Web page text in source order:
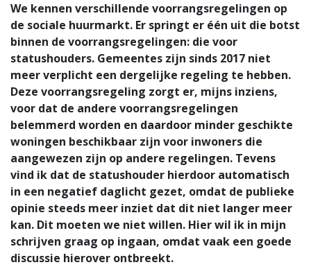
We kennen verschillende voorrangsregelingen op
de sociale huurmarkt. Er springt er één uit die botst
binnen de voorrangsregelingen: die voor
statushouders. Gemeentes zijn sinds 2017 niet
meer verplicht een dergelijke regeling te hebben.
Deze voorrangsregeling zorgt er, mijns inziens,
voor dat de andere voorrangsregelingen
belemmerd worden en daardoor minder geschikte
woningen beschikbaar zijn voor inwoners die
aangewezen zijn op andere regelingen. Tevens
vind ik dat de statushouder hierdoor automatisch
in een negatief daglicht gezet, omdat de publieke
opinie steeds meer inziet dat dit niet langer meer
kan. Dit moeten we niet willen. Hier wil ik in mijn
schrijven graag op ingaan, omdat vaak een goede
discussie hierover ontbreekt.